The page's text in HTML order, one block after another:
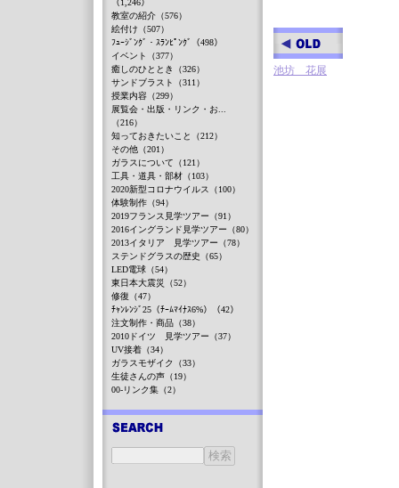
池坊 花展
（1,246）
教室の紹介（576）
絵付け（507）
ﾌｭｰｼﾞﾝｸﾞ・ｽﾗﾝﾋﾟﾝｸﾞ（498）
イベント（377）
癒しのひととき（326）
サンドブラスト（311）
授業内容（299）
展覧会・出版・リンク・お...
（216）
知っておきたいこと（212）
その他（201）
ガラスについて（121）
工具・道具・部材（103）
2020新型コロナウイルス（100）
体験制作（94）
2019フランス見学ツアー（91）
2016イングランド見学ツアー（80）
2013イタリア 見学ツアー（78）
ステンドグラスの歴史（65）
LED電球（54）
東日本大震災（52）
修復（47）
ﾁｬﾝﾚﾝｼﾞ25（ﾁｰﾑﾏｲﾅｽ6%）（42）
注文制作・商品（38）
2010ドイツ 見学ツアー（37）
UV接着（34）
ガラスモザイク（33）
生徒さんの声（19）
00-リンク集（2）